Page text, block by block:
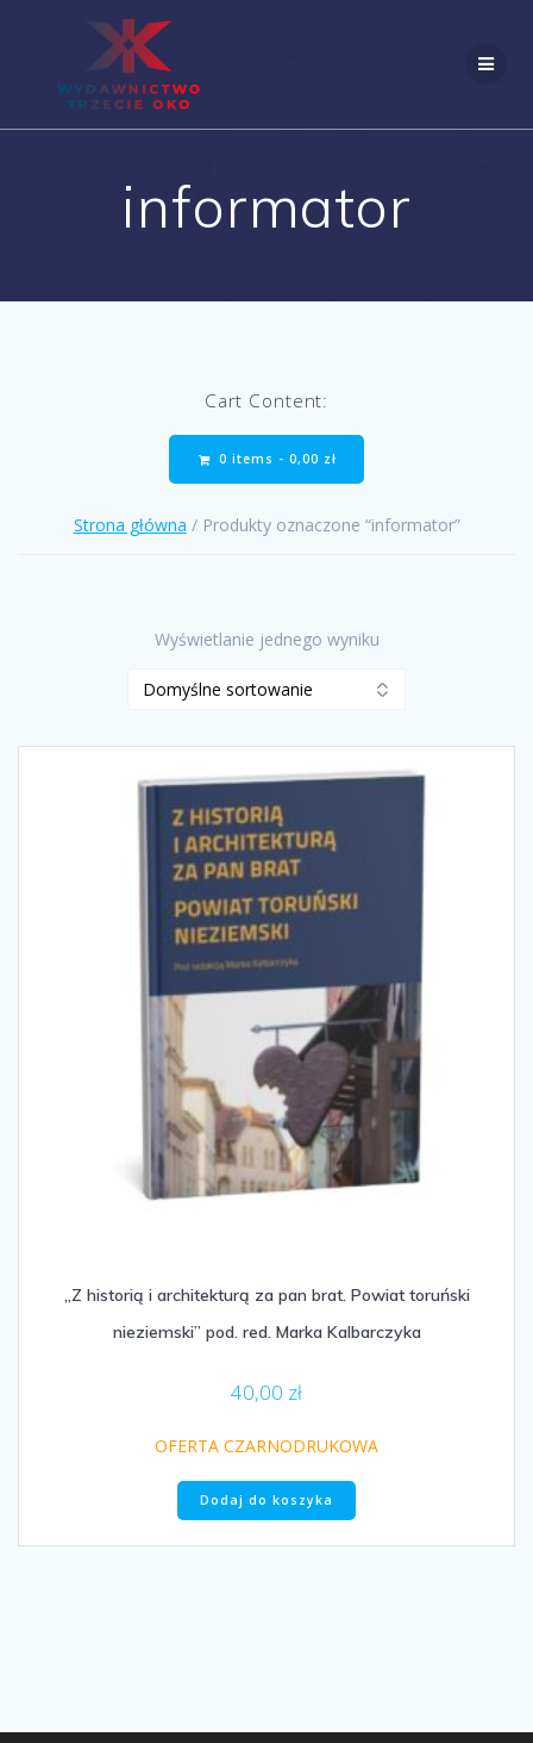
informator
Cart Content:
0 items - 0,00 zł
Strona główna / Produkty oznaczone “informator”
Wyświetlanie jednego wyniku
„Z historią i architekturą za pan brat. Powiat toruński
nieziemski” pod. red. Marka Kalbarczyka
40,00 zł
OFERTA CZARNODRUKOWA
Dodaj do koszyka